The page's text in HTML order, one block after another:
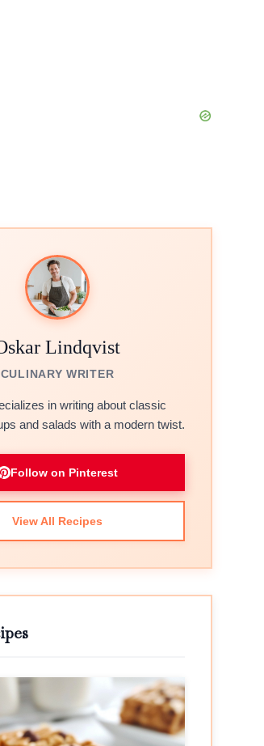
Lindqvist
CULINARY WRITER
in writing about classic
and salads with a modern twist.
Follow on Pinterest
View All Recipes